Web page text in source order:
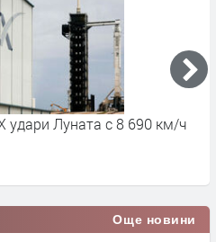
стени и да измерва
Още новини